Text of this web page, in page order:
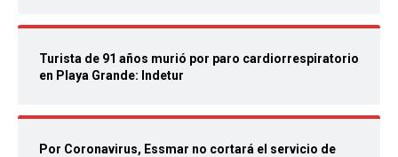
Turista de 91 años murió por paro cardiorrespiratorio
en Playa Grande: Indetur
Por Coronavirus, Essmar no cortará el servicio de